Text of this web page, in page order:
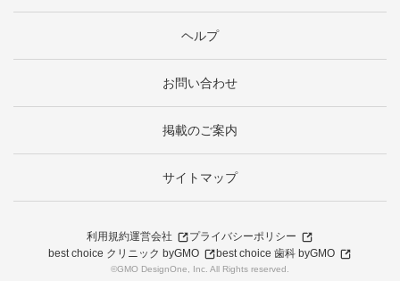
ヘルプ
お問い合わせ
掲載のご案内
サイトマップ
利用規約運営会社
プライバシーポリシー
best choice クリニック byGMO
best choice 歯科 byGMO
©GMO DesignOne, Inc. All Rights reserved.